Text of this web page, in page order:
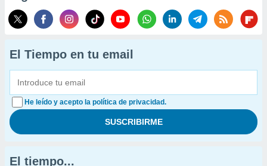
El Tiempo en tu email
He leído y acepto la política de privacidad.
El tiempo...